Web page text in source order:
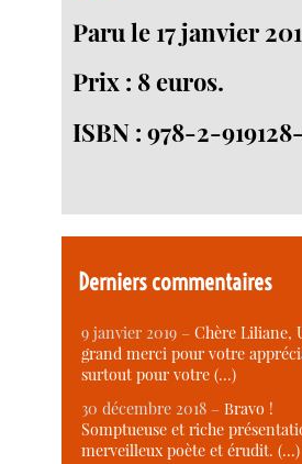
Paru le 17 janvier
Prix : 8 euros.
ISBN : 978-2-
Derniers commentaires
9 janvier 2019 –Chère Liliane,
grand merci pour votre
surtout pour votre (…)
30 décembre 2018 –Bravo !
Somptueuse et riche
merveilleux poète et érudit. (…)